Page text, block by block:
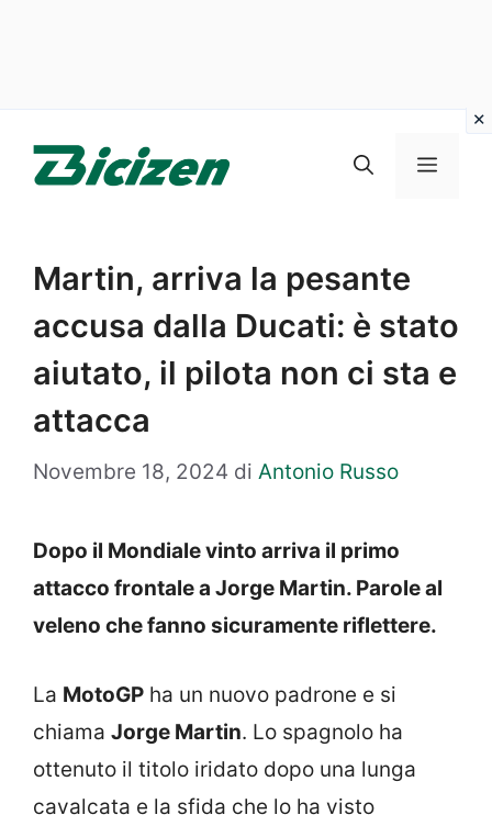
Menu
Martin, arriva la pesante
accusa dalla Ducati: è stato
aiutato, il pilota non ci sta e
attacca
Novembre 18, 2024 di Antonio Russo
Dopo il Mondiale vinto arriva il primo
attacco frontale a Jorge Martin. Parole al
veleno che fanno sicuramente riflettere.
La MotoGP ha un nuovo padrone e si
chiama Jorge Martin. Lo spagnolo ha
ottenuto il titolo iridato dopo una lunga
cavalcata e la sfida che lo ha visto